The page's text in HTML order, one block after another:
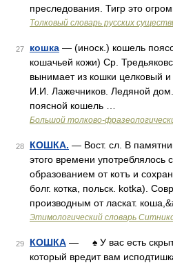
преследования. Тигр это
Толковый словарь русских
27 кошка — (иноск.) кошель
кошачьей кожи) Ср.
вынимает из кошки целковый и
И.И. Лажечников. Ледяной
поясной кошель …
Большой толково-
28 КОШКА. — Вост. сл. В
этого времени
образованием от котъ и
болг. котка, польск. kotka).
производным от ласкат.
Этимологический словарь
29 КОШКА — ♠ У вас есть
который вредит вам